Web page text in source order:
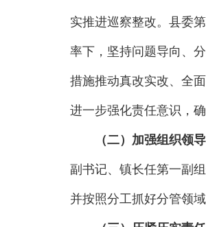
实推进巡察整改。县委
率下，坚持问题导向、
措施推动真改实改、全
进一步强化责任意识，
（二）加强组织领
副书记、镇长任第一副
并按照分工抓好分管领域